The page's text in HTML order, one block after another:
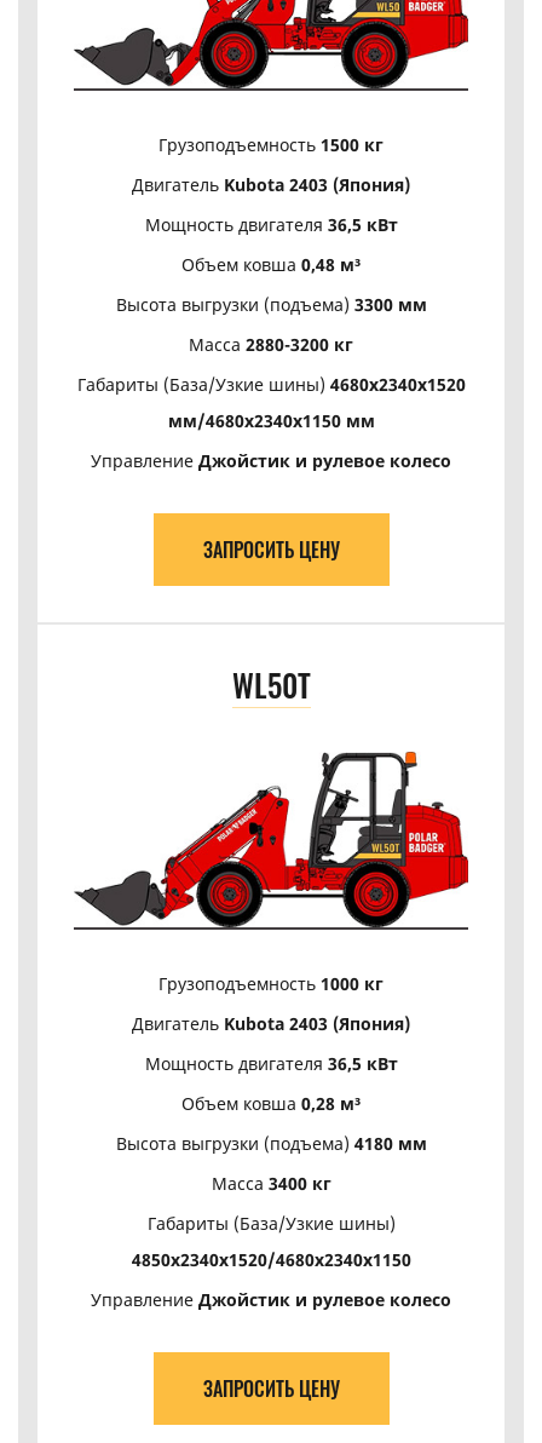
Грузоподъемность 1500 кг
Двигатель Kubota 2403 (Япония)
Мощность двигателя 36,5 кВт
Объем ковша 0,48 м³
Высота выгрузки (подъема) 3300 мм
Масса 2880-3200 кг
Габариты (База/Узкие шины) 4680х2340х1520
мм/4680х2340х1150 мм
Управление Джойстик и рулевое колесо
ЗАПРОСИТЬ ЦЕНУ
WL50T
Грузоподъемность 1000 кг
Двигатель Kubota 2403 (Япония)
Мощность двигателя 36,5 кВт
Объем ковша 0,28 м³
Высота выгрузки (подъема) 4180 мм
Масса 3400 кг
Габариты (База/Узкие шины)
4850х2340х1520/4680х2340х1150
Управление Джойстик и рулевое колесо
ЗАПРОСИТЬ ЦЕНУ